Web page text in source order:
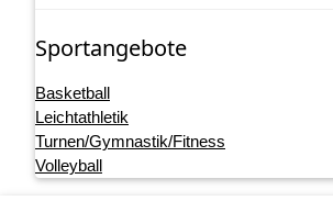
Sportangebote
Basketball
Leichtathletik
Turnen/Gymnastik/Fitness
Volleyball